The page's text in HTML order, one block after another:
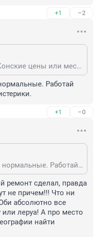
+1 –2
А чо в нем хорошего???? Конские цены или местоположение у черта на куличках????
Работай
+1 –0
Место прекрасное и цены нормальные. Работай иди и меньше будет у тебя истерики.
ремонт сделал, правда
не причем!!! Что ни
абсолютно все
или леруа! А про место
найти